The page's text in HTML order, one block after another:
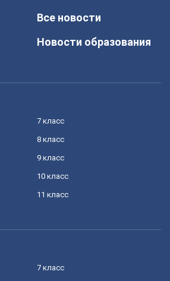
Все новости
Новости образования
7 класс
8 класс
9 класс
10 класс
11 класс
7 класс